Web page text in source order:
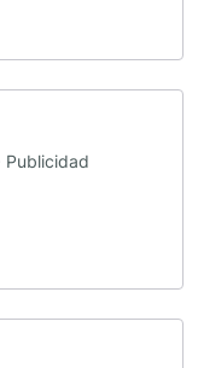
Publicidad